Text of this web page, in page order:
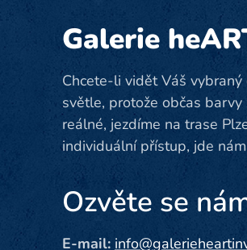
Galerie
Chcete-li vidět Váš
světle, protože občas
reálné, jezdíme na trase
individuální přístup, jde
Ozvěte se
E-mail: